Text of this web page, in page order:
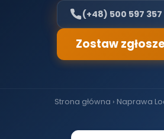
(+48) 500 597 357
Zostaw
Strona główna › Naprawa